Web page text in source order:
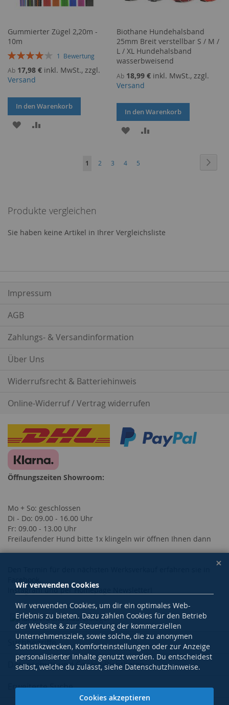
Gummierter Zügel 2,20m -
10m
Bewertung:
1 Bewertung
Ab 17,98 € inkl. MwSt., zzgl.
Versand
In den Warenkorb
ZUR
HINZUFÜGEN
Biothane Hundehalsband
25mm Breit verstellbar S / M /
L / XL Hundehalsband
wasserbweisend
Ab 18,99 € inkl. MwSt., zzgl.
Versand
In den Warenkorb
ZUR
HINZUFÜGEN
Sie
Seite
1 Seite
2 Seite
3 Seite
4 Seite
5
Produkte vergleichen
Sie haben keine Artikel in Ihrer Vergleichsliste
Impressum
AGB
Zahlungs- & Versandinformation
Über Uns
Widerrufsrecht & Batteriehinweis
Online-Widerruf / Vertrag widerrufen
Öffnungszeiten Showroom:
Mo + So: geschlossen
Di - Do: 09.00 - 16.00 Uhr
Fr: 09.00 - 13.00 Uhr
Freilaufender Hund bitte 1x klingeln wir öffnen Ihnen dann
Facebook,
Instagram und per Homepage Newsletter!
Suchbegriffe
Datenschutz und Cookie-Richtlinien
Erweiterte Suche
Wir verwenden Cookies
Wir verwenden Cookies, um dir ein optimales Web-
Erlebnis zu bieten. Dazu zählen Cookies für den Betrieb
der Website & zur Steuerung der kommerziellen
Unternehmensziele, sowie solche, die zu anonymen
Statistikzwecken, Komforteinstellungen oder zur Anzeige
personalisierter Inhalte genutzt werden. Du entscheidest
selbst, welche du zulässt, siehe Datenschutzhinweise.
Cookies akzeptieren